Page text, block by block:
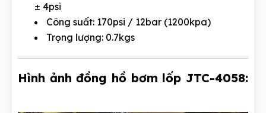
± 4psi
Công suất: 170psi / 12bar (1200kpa)
Trọng lượng: 0.7kgs
Hình ảnh đồng hồ bơm lốp JTC-4058: